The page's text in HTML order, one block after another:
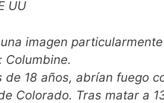
UU
imagen particularmente
Columbine.
18 años, abrían fuego
Colorado. Tras matar a